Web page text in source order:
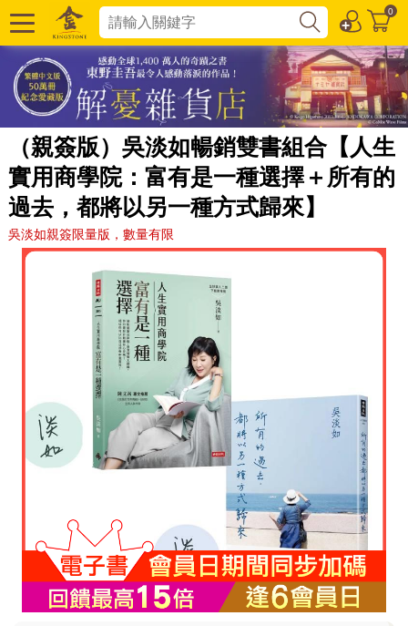
0
（親簽版）吳淡如暢銷雙書組合【人生
實用商學院：富有是一種選擇＋所有的
過去，都將以另一種方式歸來】
吳淡如親簽限量版，數量有限